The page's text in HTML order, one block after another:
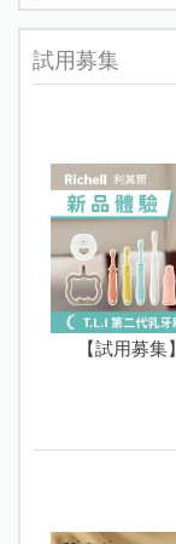
試用募集
【試用募